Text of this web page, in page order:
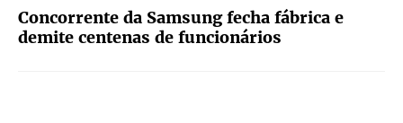
Concorrente da Samsung fecha fábrica e
demite centenas de funcionários